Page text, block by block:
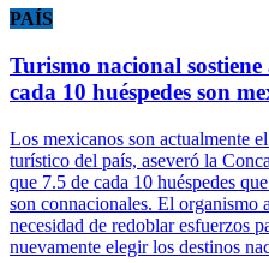
PAÍS
Turismo nacional
cada 10 huéspedes son
Los mexicanos son actualmente
turístico del país, aseveró la
que 7.5 de cada 10 huéspedes
son connacionales. El organismo
necesidad de redoblar esfuerzos
nuevamente elegir los destinos